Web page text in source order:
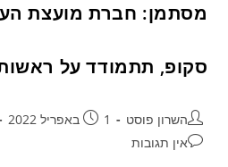
מסתמן: חברת מועצת
סקופ, תתמודד על
השרון פוסט 1 באפריל 2022
אין תגובות